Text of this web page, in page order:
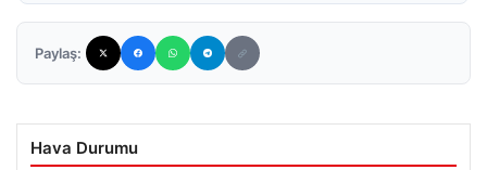
Paylaş:
Hava Durumu